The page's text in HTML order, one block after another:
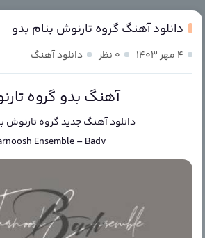
دانلود آهنگ گروه تارنوش بنام بدو
۴ مهر ۱۴۰۳ ۰ نظر دانلود آهنگ
آهنگ بدو گروه
دانلود آهنگ جدیدگروه تارنوش
Ensemble–Badv